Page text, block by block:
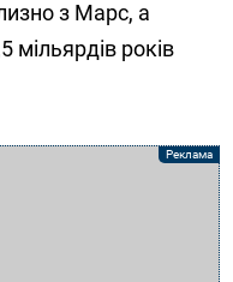
з Марс, а
мільярдів років